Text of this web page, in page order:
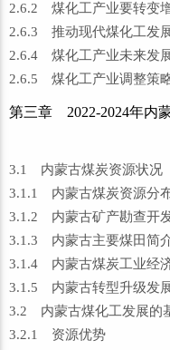
2.6.2 煤化工产业要转变
2.6.3 推动现代煤化工发
2.6.4 煤化工产业未来发
2.6.5 煤化工产业调整策
第三章 2022-2024年内
3.1 内蒙古煤炭资源状况
3.1.1 内蒙古煤炭资源分
3.1.2 内蒙古矿产勘查开
3.1.3 内蒙古主要煤田简
3.1.4 内蒙古煤炭工业经
3.1.5 内蒙古转型升级发
3.2 内蒙古煤化工发展的
3.2.1 资源优势